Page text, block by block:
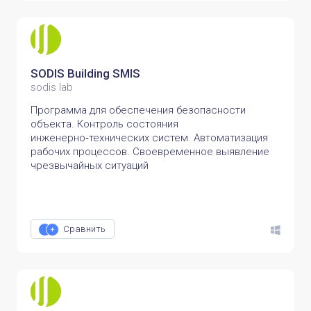
SODIS Building SMIS
sodis lab
Программа для обеспечения безопасности
объекта. Контроль состояния
инженерно‑технических систем. Автоматизация
рабочих процессов. Своевременное выявление
чрезвычайных ситуаций
Сравнить